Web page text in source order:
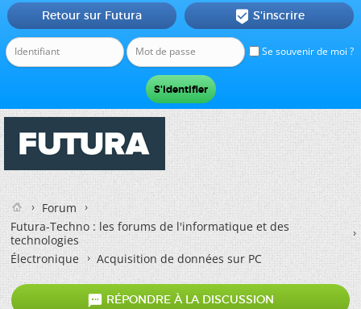
Se souvenir de moi ?
Retour sur Futura  S'inscrire
Forum
Futura-Techno : les forums de l'informatique et des
technologies
Électronique
Acquisition de données sur PC
 RÉPONDRE À LA DISCUSSION